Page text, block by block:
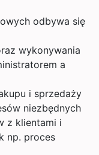
odbywa się
wykonywania
a
i sprzedaży
niezbędnych
z klientami i
np. proces